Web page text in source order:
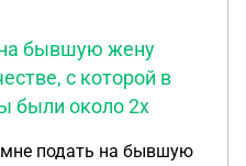
бывшую жену
с которой в
были около 2х